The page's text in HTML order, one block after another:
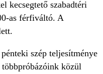
kecsegtető szabadtéri
as férfiváltó. A
szép teljesítménye
közül